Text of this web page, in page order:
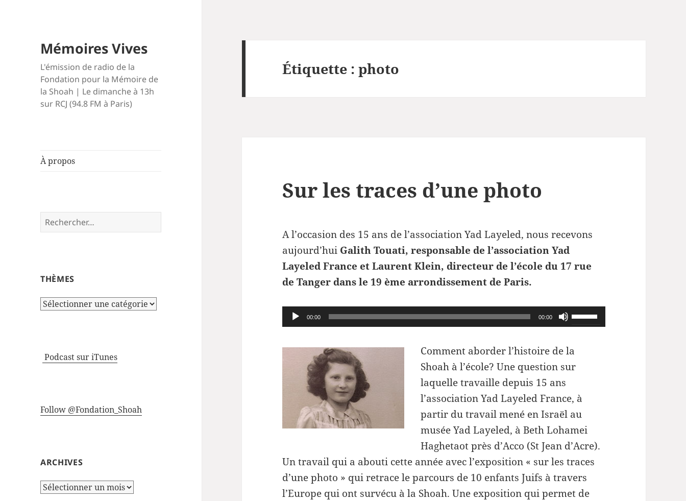
Mémoires Vives
L'émission de radio de la
Fondation pour la Mémoire de
la Shoah | Le dimanche à 13h
sur RCJ (94.8 FM à Paris)
À propos
Rechercher :
THÈMES
Thèmes
Podcast sur iTunes
Follow @Fondation_Shoah
ARCHIVES
Archives
Étiquette :photo
Sur les traces d’une photo
A l’occasion des 15 ans de l’association Yad Layeled, nous recevons
aujourd’hui Galith Touati, responsable de l’association Yad
Layeled France et Laurent Klein, directeur de l’école du 17 rue
de Tanger dans le 19 ème arrondissement de Paris.
Lecteur
audio
00:00 00:00
Utilisez
les
augmenter
diminuer
le
Comment aborder l’histoire de la
Shoah à l’école? Une question sur
laquelle travaille depuis 15 ans
l’association Yad Layeled France, à
partir du travail mené en Israël au
musée Yad Layeled, à Beth Lohamei
Haghetaot près d’Acco (St Jean d’Acre).
Un travail qui a abouti cette année avec l’exposition « sur les traces
d’une photo » qui retrace le parcours de 10 enfants Juifs à travers
l’Europe qui ont survécu à la Shoah. Une exposition qui permet de